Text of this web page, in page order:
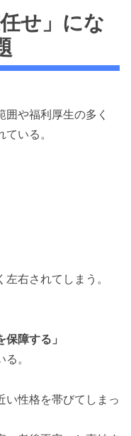
せ」にな
や福利厚生の多く
いる。
右されてしまう。
障する」
。
い性格を帯びてしまっ